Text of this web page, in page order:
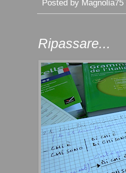
Posted by Magnolia75
Ripassare...